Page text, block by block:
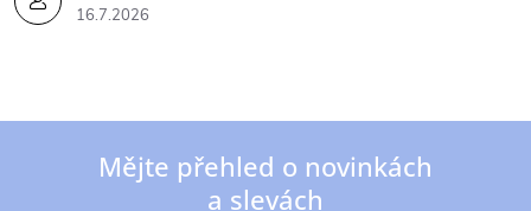
16.7.2026
Mějte přehled o novinkách
a slevách